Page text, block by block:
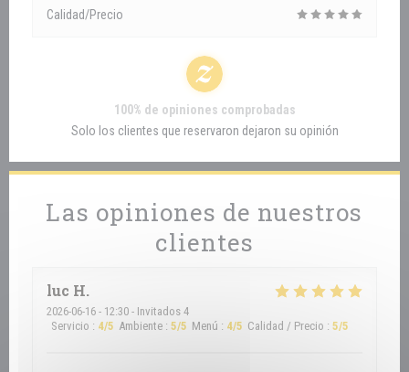
Las opiniones de nuestros
clientes
luc H
2026-06-16 - 12:30 - Invitados 4
Servicio : 4/5 Ambiente : 5/5 Menú : 4/5 Calidad / Precio : 5/5
Calidad/Precio
100% de opiniones comprobadas
Solo los clientes que reservaron dejaron su opinión